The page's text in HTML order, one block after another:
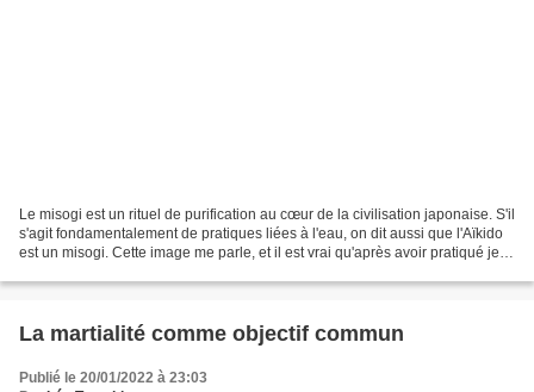
Le misogi est un rituel de purification au cœur de la civilisation japonaise. S'il
s'agit fondamentalement de pratiques liées à l'eau, on dit aussi que l'Aïkido
est un misogi. Cette image me parle, et il est vrai qu'après avoir pratiqué je
La martialité comme objectif commun
Publié le 20/01/2022 à 23:03